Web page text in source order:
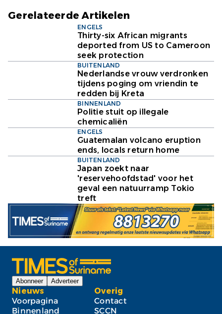
Gerelateerde Artikelen
ENGELS
Thirty-six African migrants
deported from US to Cameroon
seek protection
BUITENLAND
Nederlandse vrouw verdronken
tijdens poging om vriendin te
redden bij Kreta
BINNENLAND
Politie stuit op illegale
chemicaliën
ENGELS
Guatemalan volcano eruption
ends, locals return home
BUITENLAND
Japan zoekt naar
'reservehoofdstad' voor het
geval een natuurramp Tokio
treft
Abonneer Adverteer
Nieuws
Voorpagina
Binnenland
Overig
Contact
SCCN